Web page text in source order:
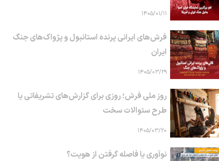
۱۴۰۵/۰۱/۱۱
فرش‌های ایرانی پرنده استانبول و پژواک‌های جنگ
ایران
۱۴۰۵/۰۳/۲۹
روز ملی فرش؛ روزی برای گزارش‌های تشریفاتی یا
طرح سئوالات سخت
۱۴۰۵/۰۳/۲۰
نوآوری یا فاصله گرفتن از هویت؟